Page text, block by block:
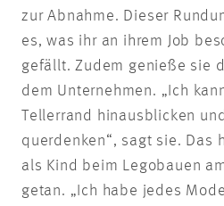
zur Abnahme. Dieser
es, was ihr an ihrem Job
gefällt. Zudem genieße sie
dem Unternehmen. „Ich
Tellerrand hinausblicken
querdenken“, sagt sie. Das
als Kind beim Legobauen
getan. „Ich habe jedes